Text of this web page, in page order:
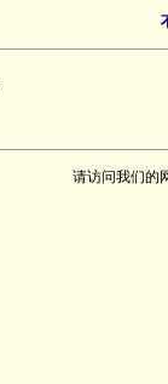
请访问我们的